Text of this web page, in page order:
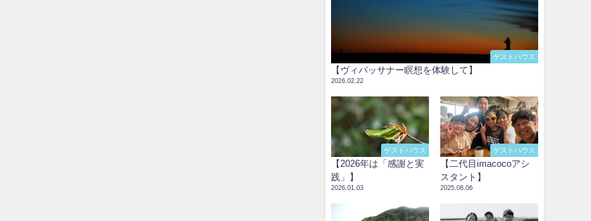
ゲストハウス
【ヴィパッサナー瞑想を体験して】
2026.02.22
ゲストハウス
【2026年は「感謝と実
践」】
2026.01.03
ゲストハウス
【二代目imacocoアシ
スタント】
2025.08.06